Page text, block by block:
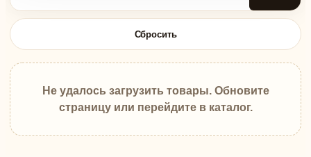
Сбросить
Не удалось загрузить товары. Обновите
страницу или перейдите в каталог.